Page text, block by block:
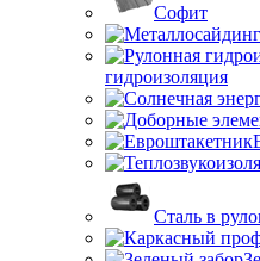
Софит
гидроизоляция
Сталь в